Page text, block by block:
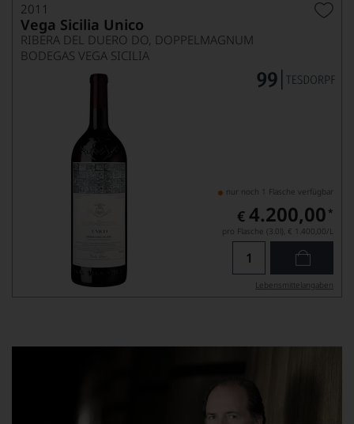
2011
Vega Sicilia Unico
RIBERA DEL DUERO DO, DOPPELMAGNUM
BODEGAS VEGA SICILIA
nur noch 1 Flasche verfügbar
€ 4.200,00 *
pro Flasche (3.0l), € 1.400,00/L
Lebensmittel­angaben